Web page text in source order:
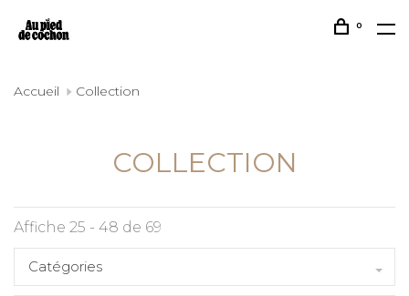
0
Accueil Collection
COLLECTION
Affiche 25 - 48 de 69
Catégories